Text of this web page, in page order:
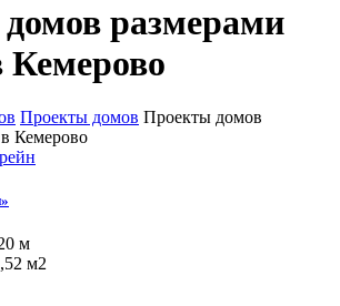
размерами
Кемерово
Проекты домов Проекты домов
Кемерово
м
м2